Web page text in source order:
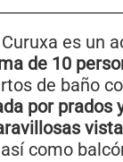
es un
de 10
de baño
por prados
como